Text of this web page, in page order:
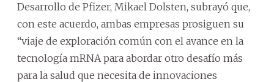
Desarrollo de Pfizer, Mikael Dolsten, subrayó que,
con este acuerdo, ambas empresas prosiguen su
“viaje de exploración común con el avance en la
tecnología mRNA para abordar otro desafío más
para la salud que necesita de innovaciones